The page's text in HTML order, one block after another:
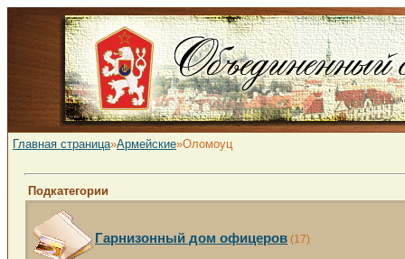
Главная страница»Армейские»Оломоуц
Подкатегории
Гарнизонный дом офицеров (17)